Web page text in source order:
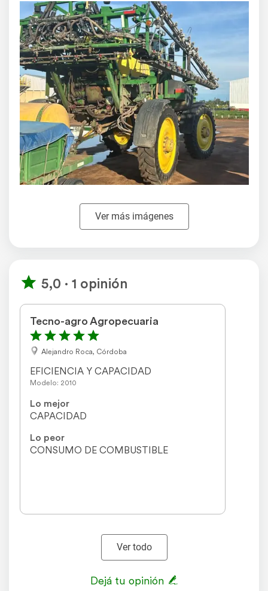
Ver más imágenes
5,0 · 1 opinión
Tecno-agro Agropecuaria
Alejandro Roca, Córdoba
EFICIENCIA Y CAPACIDAD
Modelo: 2010
Lo mejor
CAPACIDAD
Lo peor
CONSUMO DE COMBUSTIBLE
Ver todo
Dejá tu opinión